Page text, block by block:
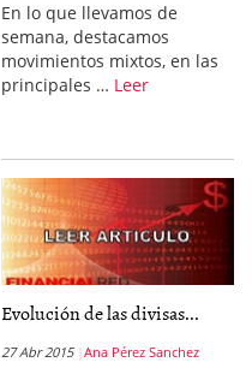
En lo que llevamos de
semana, destacamos
movimientos mixtos, en las
principales … Leer
Evolución de las divisas...
27 Abr 2015 Ana Pérez Sanchez